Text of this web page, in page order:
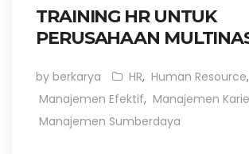
TRAINING HR UNTUK
PERUSAHAAN
by berkarya HR, Human Resource,
Manajemen Efektif, Manajemen
Manajemen Sumberdaya